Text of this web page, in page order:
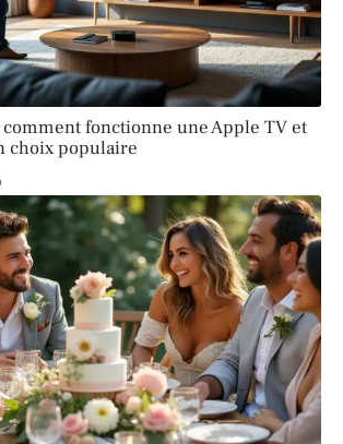
comment fonctionne une Apple TV et
choix populaire